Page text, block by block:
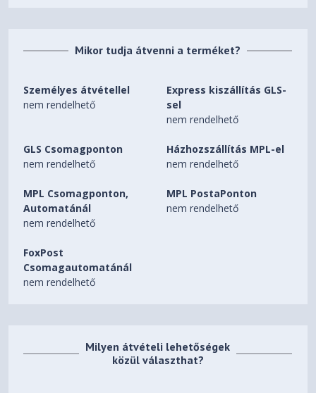
Mikor tudja átvenni a terméket?
Személyes átvétellel
nem rendelhető
Express kiszállítás GLS-
sel
nem rendelhető
GLS Csomagponton
nem rendelhető
Házhozszállítás MPL-el
nem rendelhető
MPL Csomagponton,
Automatánál
nem rendelhető
MPL PostaPonton
nem rendelhető
FoxPost
Csomagautomatánál
nem rendelhető
Milyen átvételi lehetőségek
közül választhat?